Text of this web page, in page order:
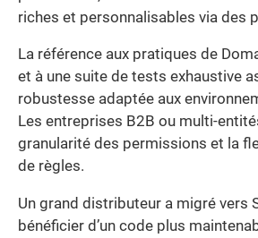
riches et personnalisables via des
La référence aux pratiques de
et à une suite de tests exhaustive
robustesse adaptée aux
Les entreprises B2B ou multi-
granularité des permissions et la
de règles.
Un grand distributeur a migré vers
bénéficier d’un code plus